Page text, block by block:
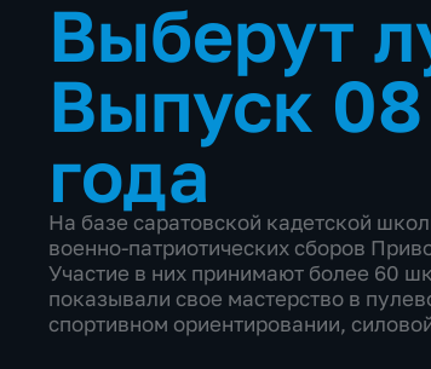
Выберут
Выпуск
года
На базе саратовской кадетской
военно-патриотических сборов
Участие в них принимают более 60
показывали свое мастерство в
спортивном ориентировании,